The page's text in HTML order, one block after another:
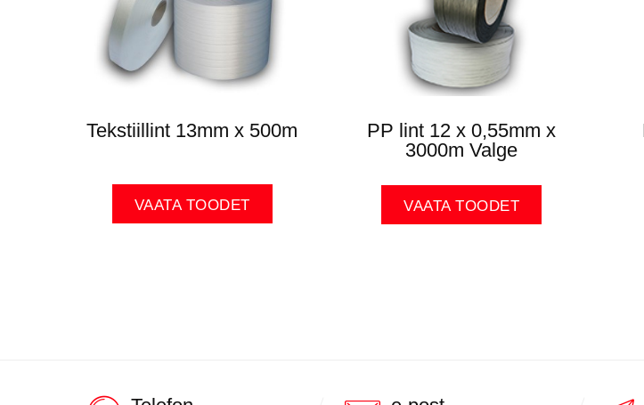
Tekstiillint 13mm x 500m
VAATA TOODET
PP lint 12 x 0,55mm x
3000m Valge
VAATA TOODET